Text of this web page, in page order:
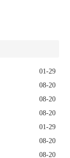
01-29
08-20
08-20
08-20
01-29
08-20
08-20